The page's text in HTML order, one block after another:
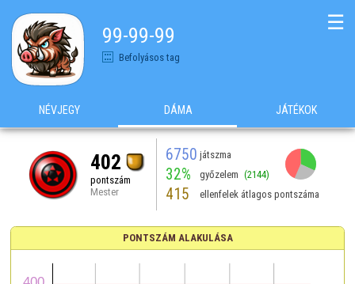
99-99-99
Befolyásos tag
☰
NÉVJEGY DÁMA JÁTÉKOK
402
pontszám
Mester
6750 játszma
32% győzelem (2144)
415 ellenfelek átlagos pontszáma
PONTSZÁM ALAKULÁSA